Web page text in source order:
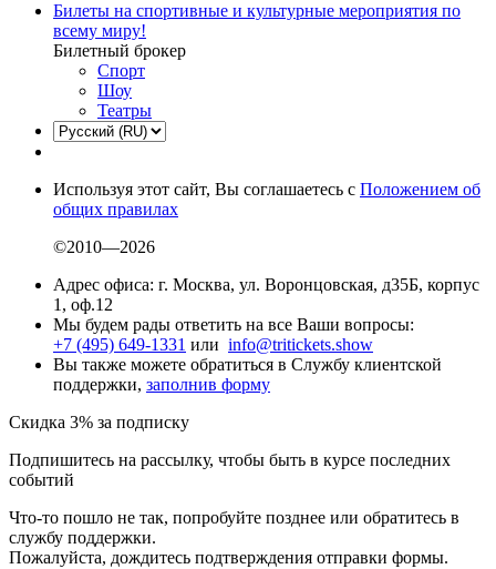
Билеты на спортивные и культурные мероприятия по
всему миру!
Билетный брокер
Спорт
Шоу
Театры
Используя этот сайт, Вы соглашаетесь с Положением об
общих правилах
©2010—2026
Адрес офиса: г. Москва, ул. Воронцовская, д35Б, корпус
1, оф.12
Мы будем рады ответить на все Ваши вопросы:
+7 (495) 649-1331 или info@tritickets.show
Вы также можете обратиться в Службу клиентской
поддержки, заполнив форму
Скидка 3% за подписку
Подпишитесь на рассылку, чтобы быть в курсе последних
событий
Что-то пошло не так, попробуйте позднее или обратитесь в
службу поддержки.
Пожалуйста, дождитесь подтверждения отправки формы.